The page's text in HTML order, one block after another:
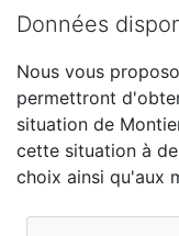
Données
Nous vous
permettront
situation de
cette situation à
choix ainsi qu'aux